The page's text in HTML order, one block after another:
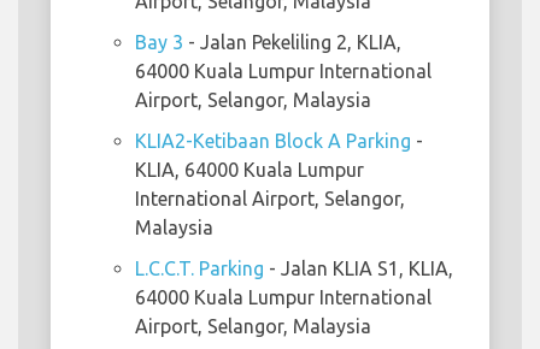
Bay 3 - Jalan Pekeliling 2, KLIA,
64000 Kuala Lumpur International
Airport, Selangor, Malaysia
KLIA2-Ketibaan Block A Parking -
KLIA, 64000 Kuala Lumpur
International Airport, Selangor,
Malaysia
L.C.C.T. Parking - Jalan KLIA S1, KLIA,
64000 Kuala Lumpur International
Airport, Selangor, Malaysia